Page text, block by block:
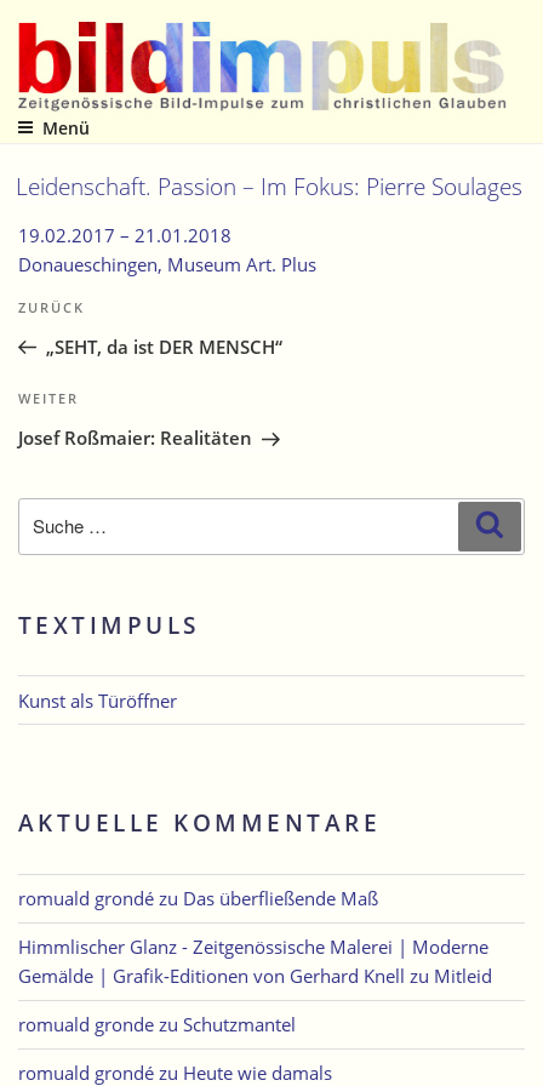
Inhalt
springen
Zeitgenössische Bild-Impulse zum christlichen Glauben
Menü
Leidenschaft. Passion – Im Fokus: Pierre Soulages
19.02.2017 – 21.01.2018
Donaueschingen, Museum Art. Plus
Beitragsnavigation
Vorheriger
Beitrag
ZURÜCK
„SEHT, da ist DER MENSCH“
Nächster
Beitrag
WEITER
Josef Roßmaier: Realitäten
nach:
TEXTIMPULS
Kunst als Türöffner
AKTUELLE KOMMENTARE
romuald grondé zu Das überfließende Maß
Himmlischer Glanz - Zeitgenössische Malerei | Moderne
Gemälde | Grafik-Editionen von Gerhard Knell zu Mitleid
romuald gronde zu Schutzmantel
romuald grondé zu Heute wie damals